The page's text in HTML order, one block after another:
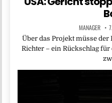
MANAGER
Über das Projekt müsse
Richter – ein Rückschlag